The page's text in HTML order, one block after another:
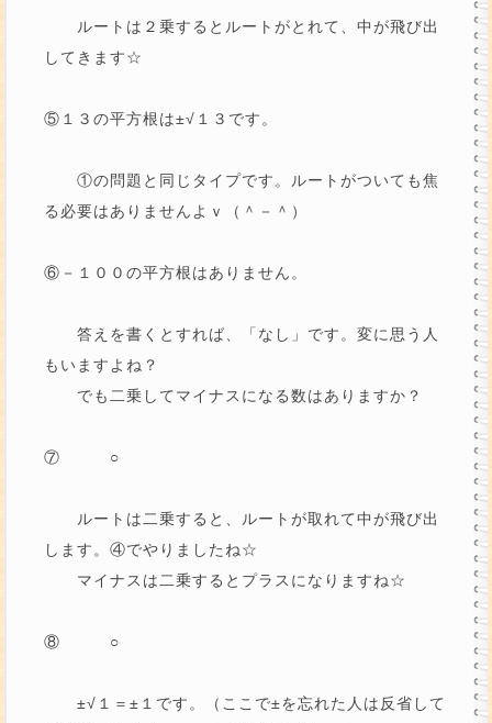
ルートは２乗するとルートがとれて、中が飛び出
してきます☆
⑤１３の平方根は±√１３です。
①の問題と同じタイプです。ルートがついても焦
る必要はありませんよｖ（＾－＾）
⑥－１００の平方根はありません。
答えを書くとすれば、「なし」です。変に思う人
もいますよね？
でも二乗してマイナスになる数はありますか？
⑦ ○
ルートは二乗すると、ルートが取れて中が飛び出
します。④でやりましたね☆
マイナスは二乗するとプラスになりますね☆
⑧ ○
±√１＝±１です。（ここで±を忘れた人は反省して